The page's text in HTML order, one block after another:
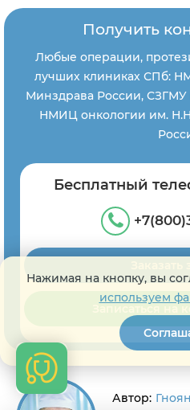
Получить
Любые операции,
лучших клиниках СПб:
Минздрава России,
НМИЦ онкологии им.
Бесплатный
Записаться на
Автор:
Нажимая на кнопку, вы
используем